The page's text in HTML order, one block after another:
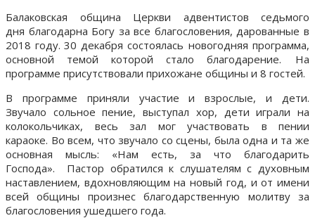
Балаковская община Церкви адвентистов седьмого
дня благодарна Богу за все благословения, дарованные в
2018 году. 30 декабря состоялась новогодняя программа,
основной темой которой стало благодарение. На
программе присутствовали прихожане общины и 8 гостей.
В программе приняли участие и взрослые, и дети.
Звучало сольное пение, выступал хор, дети играли на
колокольчиках, весь зал мог участвовать в пении
караоке. Во всем, что звучало со сцены, была одна и та же
основная мысль: «Нам есть, за что благодарить
Господа». Пастор обратился к слушателям с духовным
наставлением, вдохновляющим на новый год, и от имени
всей общины произнес благодарственную молитву за
благословения ушедшего года.